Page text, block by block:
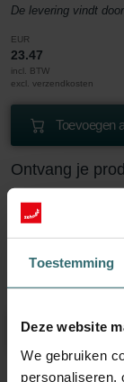
Toestemming
Deze website
We gebruiken
personaliseren,
De levering vindt
EUR
23.47
incl. BTW
excl. verzendkosten
Toevoegen
Ontvang je
(Aanbieding
19.95 23.47
excl. verzendkosten